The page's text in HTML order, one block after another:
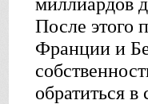
После этого
Франции и
обратиться